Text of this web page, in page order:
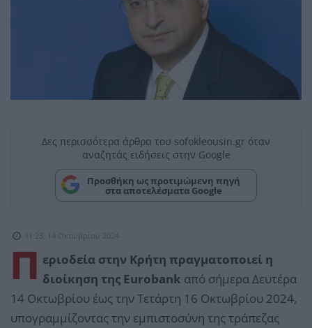
Δες περισσότερα άρθρα του sofokleousin.gr όταν
αναζητάς ειδήσεις στην Google
Προσθήκη ως προτιμώμενη πηγή
στα αποτελέσματα Google
11:23, 14 Οκτωβρίου 2024
Π
εριοδεία στην Κρήτη πραγματοποιεί η
διοίκηση της Eurobank από σήμερα Δευτέρα
14 Οκτωβρίου έως την Τετάρτη 16 Οκτωβρίου 2024,
υπογραμμίζοντας την εμπιστοσύνη της τράπεζας